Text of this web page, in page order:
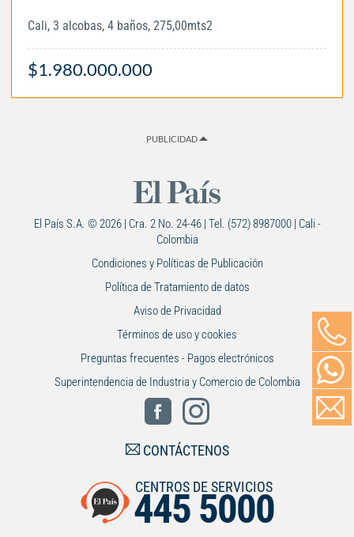
Cali, 3 alcobas, 4 baños, 275,00mts2
$1.980.000.000
PUBLICIDAD
El País S.A. © 2026 | Cra. 2 No. 24-46 | Tel. (572) 8987000 | Cali -
Colombia
Condiciones y Políticas de Publicación
Política de Tratamiento de datos
Aviso de Privacidad
Términos de uso y cookies
Preguntas frecuentes - Pagos electrónicos
Superintendencia de Industria y Comercio de Colombia
CONTÁCTENOS
CENTROS DE SERVICIOS
445 5000